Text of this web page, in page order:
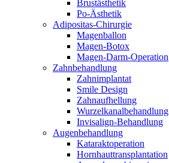
Brustästhetik
Po-Ästhetik
Adipositas-Chirurgie
Magenballon
Magen-Botox
Magen-Darm-Operation
Zahnbehandlung
Zahnimplantat
Smile Design
Zahnaufhellung
Wurzelkanalbehandlung
Invisalign-Behandlung
Augenbehandlung
Kataraktoperation
Hornhauttransplantation